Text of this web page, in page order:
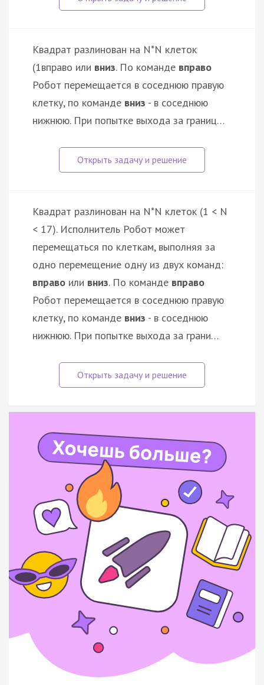
Квадрат разлинован на N*N клеток
(1вправо или вниз. По команде вправо
Робот перемещается в соседнюю правую
клетку, по команде вниз - в соседнюю
нижнюю. При попытке выхода за границ…
Квадрат разлинован на N*N клеток (1 < N
< 17). Исполнитель Робот может
перемещаться по клеткам, выполняя за
одно перемещение одну из двух команд:
вправо или вниз. По команде вправо
Робот перемещается в соседнюю правую
клетку, по команде вниз - в соседнюю
нижнюю. При попытке выхода за грани…